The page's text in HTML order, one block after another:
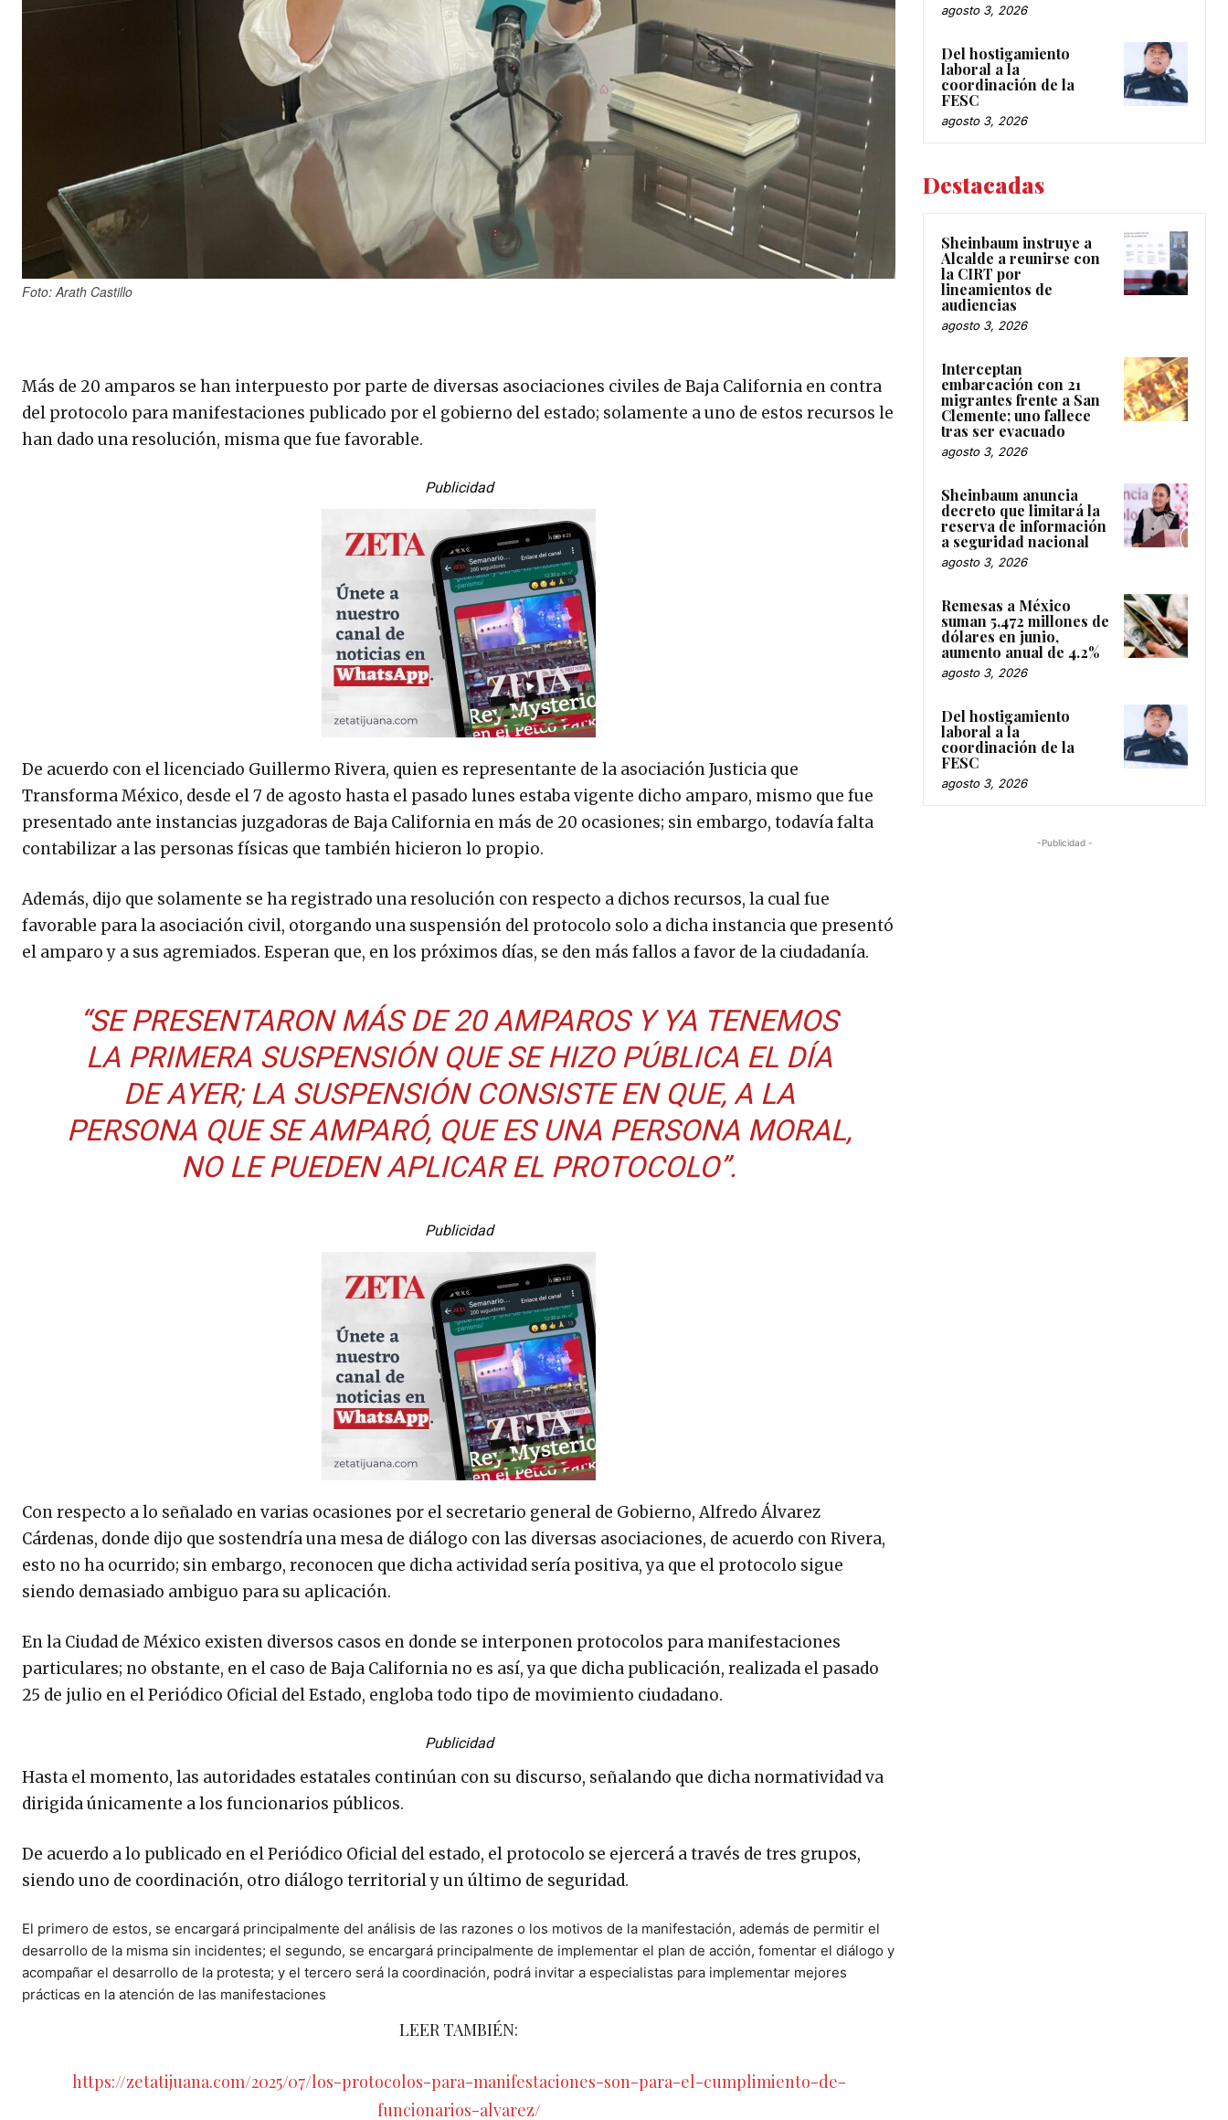
Foto: Arath Castillo
Más de 20 amparos se han interpuesto por parte de diversas asociaciones civiles de Baja California en contra
del protocolo para manifestaciones publicado por el gobierno del estado; solamente a uno de estos recursos le
han dado una resolución, misma que fue favorable.
Publicidad
De acuerdo con el licenciado Guillermo Rivera, quien es representante de la asociación Justicia que
Transforma México, desde el 7 de agosto hasta el pasado lunes estaba vigente dicho amparo, mismo que fue
presentado ante instancias juzgadoras de Baja California en más de 20 ocasiones; sin embargo, todavía falta
contabilizar a las personas físicas que también hicieron lo propio.
Además, dijo que solamente se ha registrado una resolución con respecto a dichos recursos, la cual fue
favorable para la asociación civil, otorgando una suspensión del protocolo solo a dicha instancia que presentó
el amparo y a sus agremiados. Esperan que, en los próximos días, se den más fallos a favor de la ciudadanía.
“SE PRESENTARON MÁS DE 20 AMPAROS Y YA TENEMOS
LA PRIMERA SUSPENSIÓN QUE SE HIZO PÚBLICA EL DÍA
DE AYER; LA SUSPENSIÓN CONSISTE EN QUE, A LA
PERSONA QUE SE AMPARÓ, QUE ES UNA PERSONA MORAL,
NO LE PUEDEN APLICAR EL PROTOCOLO”.
Publicidad
Con respecto a lo señalado en varias ocasiones por el secretario general de Gobierno, Alfredo Álvarez
Cárdenas, donde dijo que sostendría una mesa de diálogo con las diversas asociaciones, de acuerdo con Rivera,
esto no ha ocurrido; sin embargo, reconocen que dicha actividad sería positiva, ya que el protocolo sigue
siendo demasiado ambiguo para su aplicación.
En la Ciudad de México existen diversos casos en donde se interponen protocolos para manifestaciones
particulares; no obstante, en el caso de Baja California no es así, ya que dicha publicación, realizada el pasado
25 de julio en el Periódico Oficial del Estado, engloba todo tipo de movimiento ciudadano.
Publicidad
Hasta el momento, las autoridades estatales continúan con su discurso, señalando que dicha normatividad va
dirigida únicamente a los funcionarios públicos.
De acuerdo a lo publicado en el Periódico Oficial del estado, el protocolo se ejercerá a través de tres grupos,
siendo uno de coordinación, otro diálogo territorial y un último de seguridad.
El primero de estos, se encargará principalmente del análisis de las razones o los motivos de la manifestación, además de permitir el
desarrollo de la misma sin incidentes; el segundo, se encargará principalmente de implementar el plan de acción, fomentar el diálogo y
acompañar el desarrollo de la protesta; y el tercero será la coordinación, podrá invitar a especialistas para implementar mejores
prácticas en la atención de las manifestaciones
LEER TAMBIÉN:
https://zetatijuana.com/2025/07/los-protocolos-para-manifestaciones-son-para-el-cumplimiento-de-
funcionarios-alvarez/
agosto 3, 2026
Del hostigamiento
laboral a la
coordinación de la
FESC
agosto 3, 2026
Destacadas
Sheinbaum instruye a
Alcalde a reunirse con
la CIRT por
lineamientos de
audiencias
agosto 3, 2026
Interceptan
embarcación con 21
migrantes frente a San
Clemente; uno fallece
tras ser evacuado
agosto 3, 2026
Sheinbaum anuncia
decreto que limitará la
reserva de información
a seguridad nacional
agosto 3, 2026
Remesas a México
suman 5,472 millones de
dólares en junio,
aumento anual de 4.2%
agosto 3, 2026
Del hostigamiento
laboral a la
coordinación de la
FESC
agosto 3, 2026
-Publicidad -